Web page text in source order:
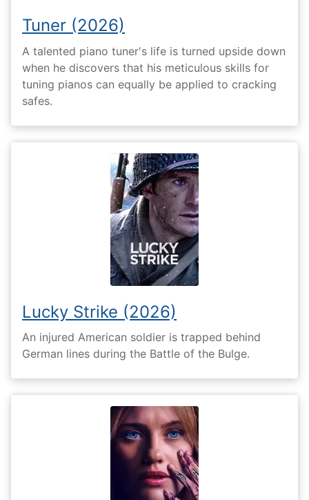
Tuner (2026)
A talented piano tuner's life is turned upside down
when he discovers that his meticulous skills for
tuning pianos can equally be applied to cracking
safes.
Lucky Strike (2026)
An injured American soldier is trapped behind
German lines during the Battle of the Bulge.